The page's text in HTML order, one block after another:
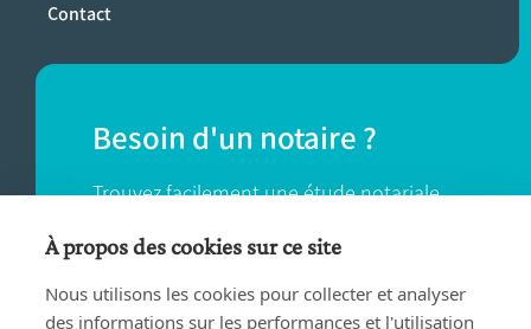
Contact
Besoin d'un notaire ?
Trouvez facilement une étude notariale
près de chez vous.
TROUVER UN NOTAIRE
À propos des cookies sur ce site
Nous utilisons les cookies pour collecter et analyser
des informations sur les performances et l'utilisation